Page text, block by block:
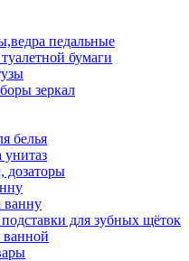
педальные
бумаги
зеркал
белья
ванну
для зубных щёток